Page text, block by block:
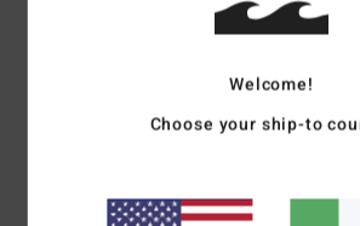
Punteggio medio
1.0
Il 0% dei nostri clienti consiglia
Welcome!
Choose your ship-to